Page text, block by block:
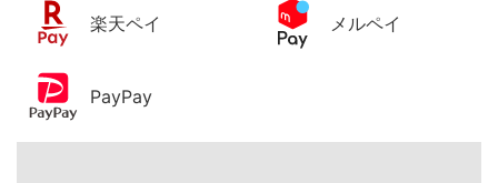
楽天ペイ メルペイ
PayPay